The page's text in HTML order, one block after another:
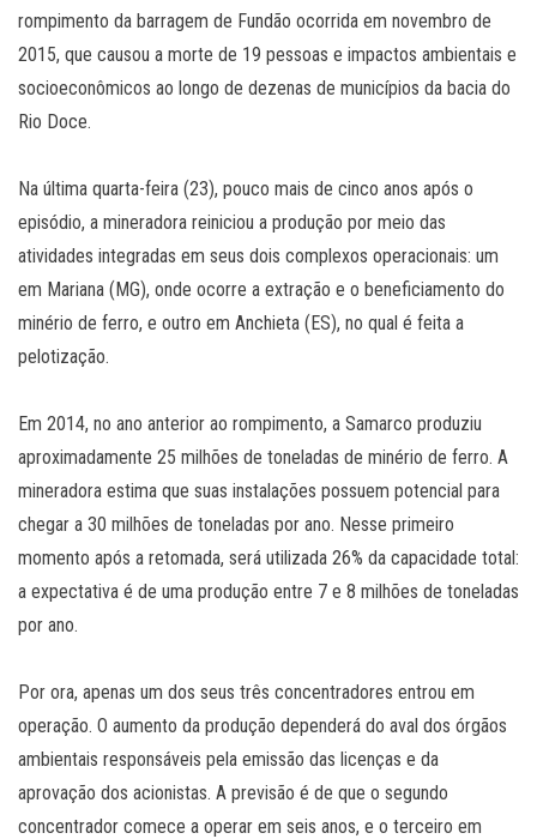
rompimento da barragem de Fundão ocorrida em novembro de
2015, que causou a morte de 19 pessoas e impactos ambientais e
socioeconômicos ao longo de dezenas de municípios da bacia do
Rio Doce.
Na última quarta-feira (23), pouco mais de cinco anos após o
episódio, a mineradora reiniciou a produção por meio das
atividades integradas em seus dois complexos operacionais: um
em Mariana (MG), onde ocorre a extração e o beneficiamento do
minério de ferro, e outro em Anchieta (ES), no qual é feita a
pelotização.
Em 2014, no ano anterior ao rompimento, a Samarco produziu
aproximadamente 25 milhões de toneladas de minério de ferro. A
mineradora estima que suas instalações possuem potencial para
chegar a 30 milhões de toneladas por ano. Nesse primeiro
momento após a retomada, será utilizada 26% da capacidade total:
a expectativa é de uma produção entre 7 e 8 milhões de toneladas
por ano.
Por ora, apenas um dos seus três concentradores entrou em
operação. O aumento da produção dependerá do aval dos órgãos
ambientais responsáveis pela emissão das licenças e da
aprovação dos acionistas. A previsão é de que o segundo
concentrador comece a operar em seis anos, e o terceiro em